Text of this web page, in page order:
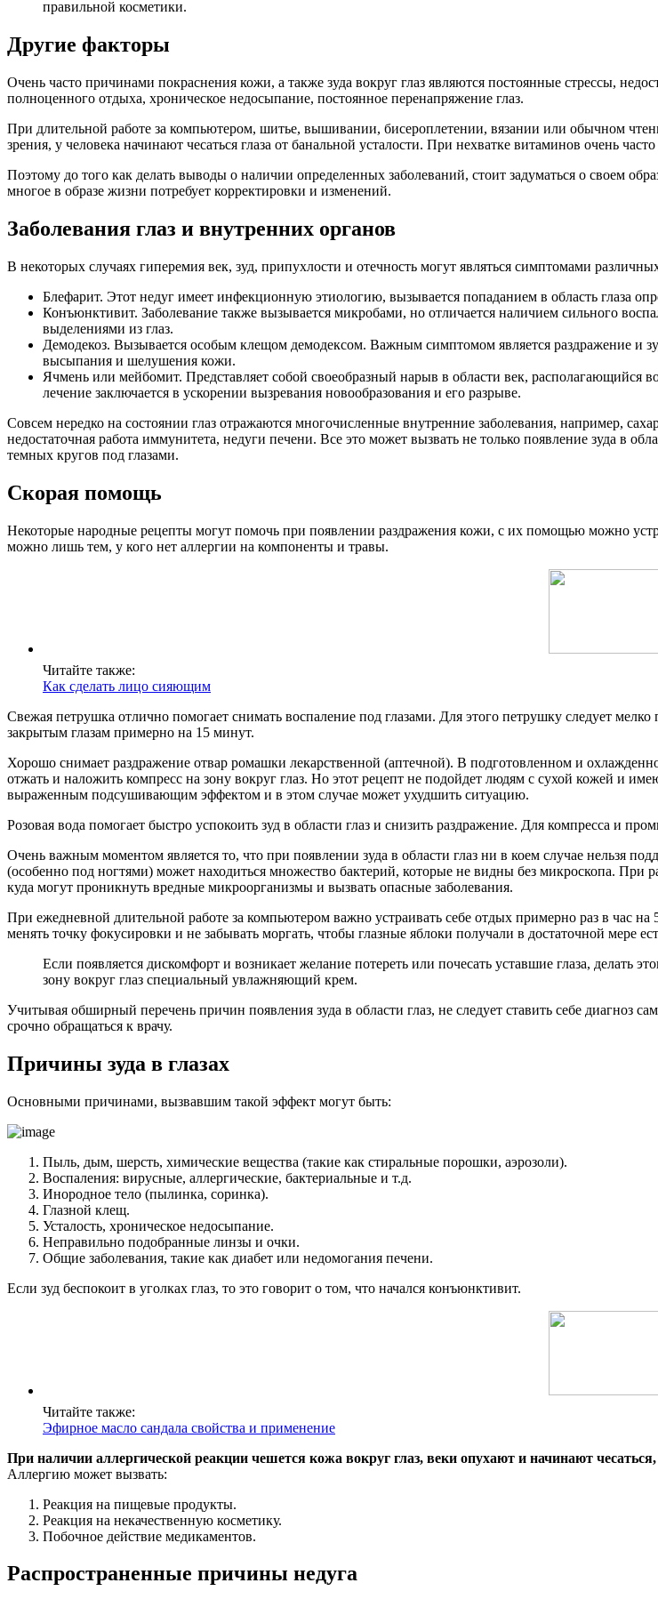
правильной косметики.
Другие факторы
Очень часто причинами покраснения кожи, а также зуда вокруг глаз являются постоянные стрессы,
полноценного отдыха, хроническое недосыпание, постоянное перенапряжение глаз.
При длительной работе за компьютером, шитье, вышивании, бисероплетении, вязании или обычном
зрения, у человека начинают чесаться глаза от банальной усталости. При нехватке витаминов очень
Поэтому до того как делать выводы о наличии определенных заболеваний, стоит задуматься о своем
многое в образе жизни потребует корректировки и изменений.
Заболевания глаз и внутренних органов
В некоторых случаях гиперемия век, зуд, припухлости и отечность могут являться симптомами
Блефарит. Этот недуг имеет инфекционную этиологию, вызывается попаданием в область глаза
Конъюнктивит. Заболевание также вызывается микробами, но отличается наличием сильного
выделениями из глаз.
Демодекоз. Вызывается особым клещом демодексом. Важным симптомом является раздражение и
высыпания и шелушения кожи.
Ячмень или мейбомит. Представляет собой своеобразный нарыв в области век, располагающийся
лечение заключается в ускорении вызревания новообразования и его разрыве.
Совсем нередко на состоянии глаз отражаются многочисленные внутренние заболевания, например,
недостаточная работа иммунитета, недуги печени. Все это может вызвать не только появление зуда в
темных кругов под глазами.
Скорая помощь
Некоторые народные рецепты могут помочь при появлении раздражения кожи, с их помощью можно
можно лишь тем, у кого нет аллергии на компоненты и травы.
Читайте также:
Как сделать лицо сияющим
Свежая петрушка отлично помогает снимать воспаление под глазами. Для этого петрушку следует
закрытым глазам примерно на 15 минут.
Хорошо снимает раздражение отвар ромашки лекарственной (аптечной). В подготовленном и
отжать и наложить компресс на зону вокруг глаз. Но этот рецепт не подойдет людям с сухой кожей и
выраженным подсушивающим эффектом и в этом случае может ухудшить ситуацию.
Розовая вода помогает быстро успокоить зуд в области глаз и снизить раздражение. Для компресса и
Очень важным моментом является то, что при появлении зуда в области глаз ни в коем случае нельзя
(особенно под ногтями) может находиться множество бактерий, которые не видны без микроскопа.
куда могут проникнуть вредные микроорганизмы и вызвать опасные заболевания.
При ежедневной длительной работе за компьютером важно устраивать себе отдых примерно раз в час
менять точку фокусировки и не забывать моргать, чтобы глазные яблоки получали в достаточной мере
Если появляется дискомфорт и возникает желание потереть или почесать уставшие глаза, делать
зону вокруг глаз специальный увлажняющий крем.
Учитывая обширный перечень причин появления зуда в области глаз, не следует ставить себе диагноз
срочно обращаться к врачу.
Причины зуда в глазах
Основными причинами, вызвавшим такой эффект могут быть:
Пыль, дым, шерсть, химические вещества (такие как стиральные порошки, аэрозоли).
Воспаления: вирусные, аллергические, бактериальные и т.д.
Инородное тело (пылинка, соринка).
Глазной клещ.
Усталость, хроническое недосыпание.
Неправильно подобранные линзы и очки.
Общие заболевания, такие как диабет или недомогания печени.
Если зуд беспокоит в уголках глаз, то это говорит о том, что начался конъюнктивит.
Читайте также:
Эфирное масло сандала свойства и применение
При наличии аллергической реакции чешется кожа вокруг глаз, веки опухают и начинают
Аллергию может вызвать:
Реакция на пищевые продукты.
Реакция на некачественную косметику.
Побочное действие медикаментов.
Распространенные причины недуга